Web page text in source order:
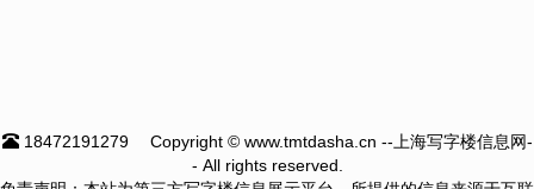
18472191279
Copyright © www.tmtdasha.cn --上海写字楼信息网-
- All rights reserved.